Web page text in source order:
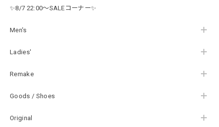
✨8/7 22:00～SALEコーナー✨
Men's
Ladies'
Remake
Goods / Shoes
Original
サイズ
ィースL～XL相当